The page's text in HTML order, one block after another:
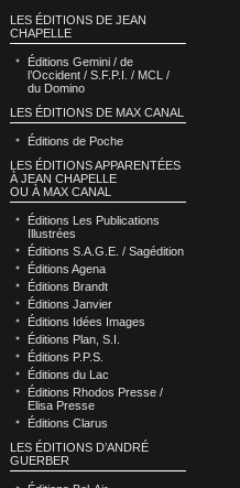
LES ÉDITIONS DE JEAN
CHAPELLE
Éditions Gemini / de
l’Occident / S.F.P.I. / MCL /
du Domino
LES ÉDITIONS DE MAX CANAL
Éditions de Poche
LES ÉDITIONS APPARENTÉES
À JEAN CHAPELLE
OU À MAX CANAL
Éditions Les Publications
Illustrées
Éditions S.A.G.E. / Sagédition
Éditions Agena
Éditions Brandt
Éditions Janvier
Éditions Idées Images
Éditions Plan, S.I.
Éditions P.P.S.
Éditions du Lac
Éditions Rhodos Presse /
Elisa Presse
Éditions Clarus
LES ÉDITIONS D’ANDRÉ
GUERBER